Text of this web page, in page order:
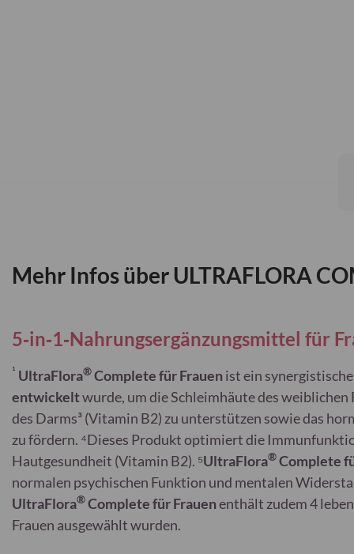
Mehr Infos über ULTRAFLORA
5‑in‑1‑Nahrungsergänzungsmittel für
¹ UltraFlora®Complete für Frauenist ein
entwickeltwurde, um die Schleimhäute des
des Darms³ (Vitamin B2) zu unterstützen sowie das
zu fördern. ⁴Dieses Produkt optimiert die
Hautgesundheit (Vitamin B2). ⁵UltraFlora®Complete
normalen psychischen Funktion und mentalen
UltraFlora®Complete für Frauenenthält zudem 4
Frauen ausgewählt wurden.